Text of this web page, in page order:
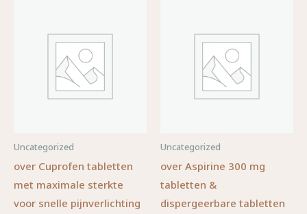
Uncategorized
over Cuprofen tabletten
met maximale sterkte
voor snelle pijnverlichting
Uncategorized
over Aspirine 300 mg
tabletten &
dispergeerbare tabletten